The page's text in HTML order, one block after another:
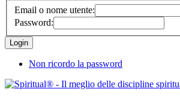
Email o nome utente:
Password:
Non ricordo la password